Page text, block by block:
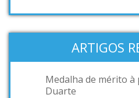
ARTIGOS
Medalha de mérito à
Duarte